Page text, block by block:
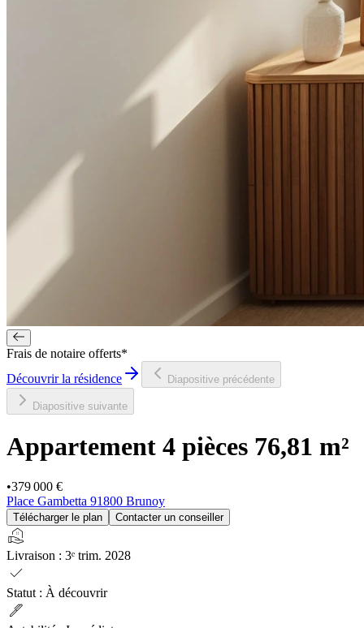
Frais de notaire offerts*
Découvrir la résidence
Diapositive précédente
Diapositive suivante
Appartement 4 pièces 76,81 m²
•379 000 €
Place Gambetta 91800 Brunoy
Télécharger le plan Contacter un conseiller
real_estate_agent
Livraison : 3ᵉ trim. 2028
check
Statut : À découvrir
ink_pen